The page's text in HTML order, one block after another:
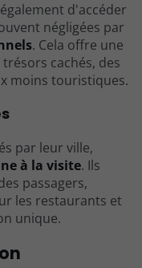
d'accéder
négligées par
. Cela offre une
cachés, des
moins touristiques.
par leur ville,
à la visite. Ils
passagers,
les restaurants et
unique.